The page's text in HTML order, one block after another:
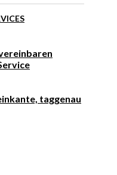
taggenau